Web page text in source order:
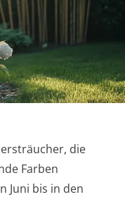
die
Farben
Juni bis in den